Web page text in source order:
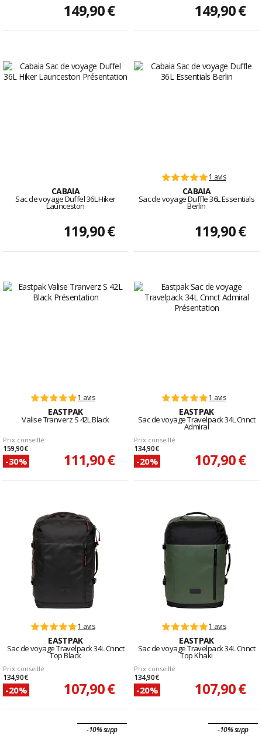
149,90 € 149,90 €
CABAIA
Sac de voyage Duffel 36L Hiker
Launceston
119,90 €
1 avis
CABAIA
Sac de voyage Duffle 36L Essentials
Berlin
119,90 €
1 avis
EASTPAK
Valise Tranverz S 42L Black
Prix conseillé
159,90 €
-30% 111,90 €
1 avis
EASTPAK
Sac de voyage Travelpack 34L Cnnct
Admiral
Prix conseillé
134,90 €
-20% 107,90 €
1 avis
EASTPAK
Sac de voyage Travelpack 34L Cnnct
Top Black
Prix conseillé
134,90 €
-20% 107,90 €
1 avis
EASTPAK
Sac de voyage Travelpack 34L Cnnct
Top Khaki
Prix conseillé
134,90 €
-20% 107,90 €
-10% supp -10% supp